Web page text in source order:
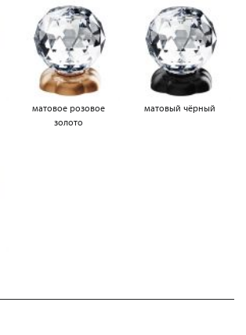
матовое розовое
золото
матовый чёрный